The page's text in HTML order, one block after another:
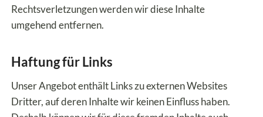
Rechtsverletzungen werden wir diese Inhalte
umgehend entfernen.
Haftung für Links
Unser Angebot enthält Links zu externen Websites
Dritter, auf deren Inhalte wir keinen Einfluss haben.